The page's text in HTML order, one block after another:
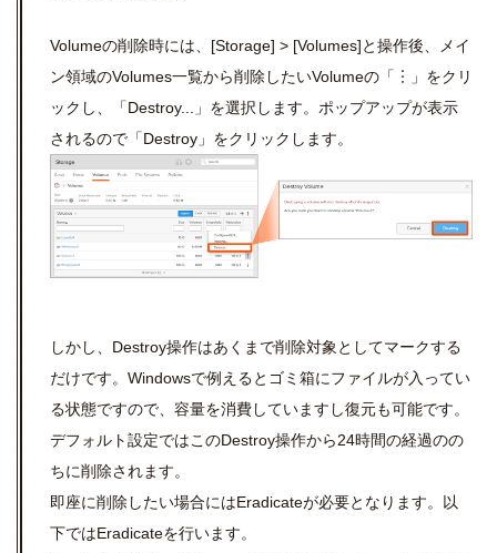
Volumeの削除時には、[Storage] > [Volumes]と操作後、メイ
ン領域のVolumes一覧から削除したいVolumeの「︙」 をクリ
ックし、「Destroy...」を選択します。ポップアップが表示
されるので「Destroy」をクリックします。
しかし、Destroy操作はあくまで削除対象としてマークする
だけです。Windowsで例えるとゴミ箱にファイルが入ってい
る状態ですので、容量を消費していますし復元も可能です。
デフォルト設定ではこのDestroy操作から24時間の経過のの
ちに削除されます。
即座に削除したい場合にはEradicateが必要となります。以
下ではEradicateを行います。